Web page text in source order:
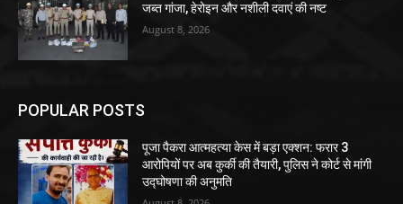
जब्त गांजा, हेरोइन और नशीली दवाएं की नष्ट
August 8, 2026
POPULAR POSTS
पूजा पैकरा आत्महत्या केस में बड़ा एक्शन: फरार 3
आरोपियों पर अब कुर्की की तैयारी, पुलिस ने कोर्ट से मांगी
उद्घोषणा की अनुमति